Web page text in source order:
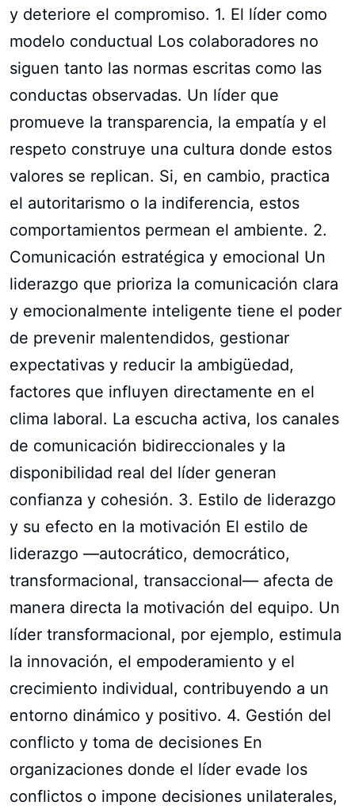
y deteriore el compromiso. 1. El líder como
modelo conductual Los colaboradores no
siguen tanto las normas escritas como las
conductas observadas. Un líder que
promueve la transparencia, la empatía y el
respeto construye una cultura donde estos
valores se replican. Si, en cambio, practica
el autoritarismo o la indiferencia, estos
comportamientos permean el ambiente. 2.
Comunicación estratégica y emocional Un
liderazgo que prioriza la comunicación clara
y emocionalmente inteligente tiene el poder
de prevenir malentendidos, gestionar
expectativas y reducir la ambigüedad,
factores que influyen directamente en el
clima laboral. La escucha activa, los canales
de comunicación bidireccionales y la
disponibilidad real del líder generan
confianza y cohesión. 3. Estilo de liderazgo
y su efecto en la motivación El estilo de
liderazgo —autocrático, democrático,
transformacional, transaccional— afecta de
manera directa la motivación del equipo. Un
líder transformacional, por ejemplo, estimula
la innovación, el empoderamiento y el
crecimiento individual, contribuyendo a un
entorno dinámico y positivo. 4. Gestión del
conflicto y toma de decisiones En
organizaciones donde el líder evade los
conflictos o impone decisiones unilaterales,